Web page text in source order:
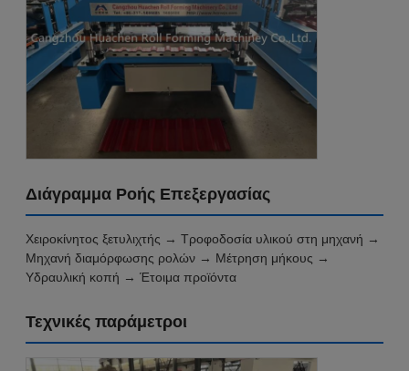
Διάγραμμα Ροής Επεξεργασίας
Χειροκίνητος ξετυλιχτής → Τροφοδοσία υλικού στη μηχανή →
Μηχανή διαμόρφωσης ρολών → Μέτρηση μήκους →
Υδραυλική κοπή → Έτοιμα προϊόντα
Τεχνικές παράμετροι